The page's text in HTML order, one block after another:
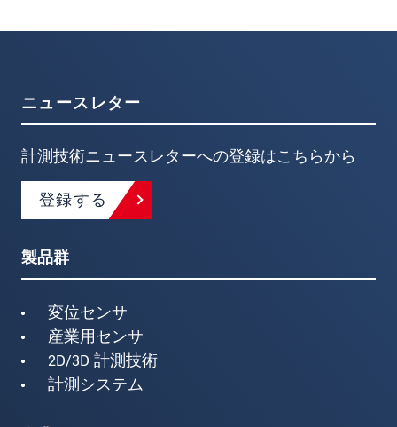
ニュースレター
計測技術ニュースレターへの登録はこちらから
登録する
製品群
変位センサ
産業用センサ
2D/3D 計測技術
計測システム